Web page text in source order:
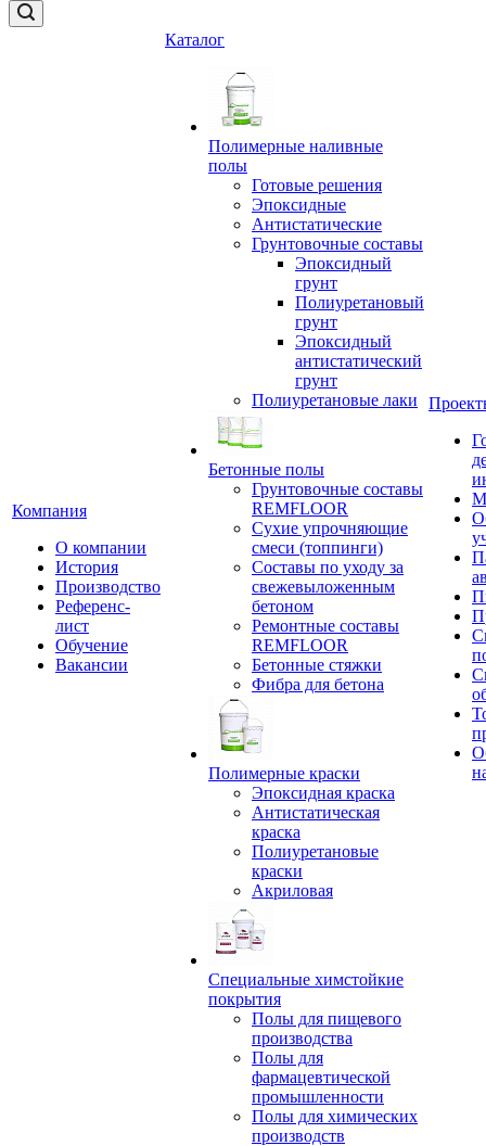
Компания
О компании
История
Производство
Референс-
лист
Обучение
Вакансии
Каталог
Полимерные наливные
полы
Готовые решения
Эпоксидные
Антистатические
Грунтовочные составы
Эпоксидный
грунт
Полиуретановый
грунт
Эпоксидный
антистатический
грунт
Полиуретановые лаки
Бетонные полы
Грунтовочные составы
REMFLOOR
Сухие упрочняющие
смеси (топпинги)
Составы по уходу за
свежевыложенным
бетоном
Ремонтные составы
REMFLOOR
Бетонные стяжки
Фибра для бетона
Полимерные краски
Эпоксидная краска
Антистатическая
краска
Полиуретановые
краски
Акриловая
Специальные химстойкие
покрытия
Полы для пищевого
производства
Полы для
фармацевтической
промышленности
Полы для химических
производств